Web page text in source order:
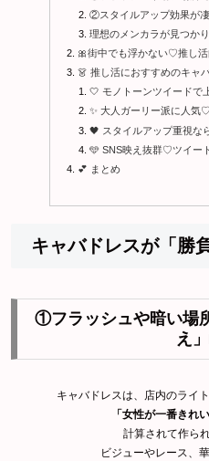
②スタイルアップ効果が
理想のメンカラが見つか
🎀街中でも浮かない♡推し
👗 推し活におすすめのキャ
🤍 モノトーンツイードで
✨ 大人ガーリー派に人気
🖤 スタイルアップ重視な
🩵 SNS映え抜群♡ツイー
💕 まとめ
キャバドレスが「勝
①フラッシュや暗い場
え
キャバドレスは、店内のライ
「女性が一番きれ
計算されて作ら
ビジューやレース、